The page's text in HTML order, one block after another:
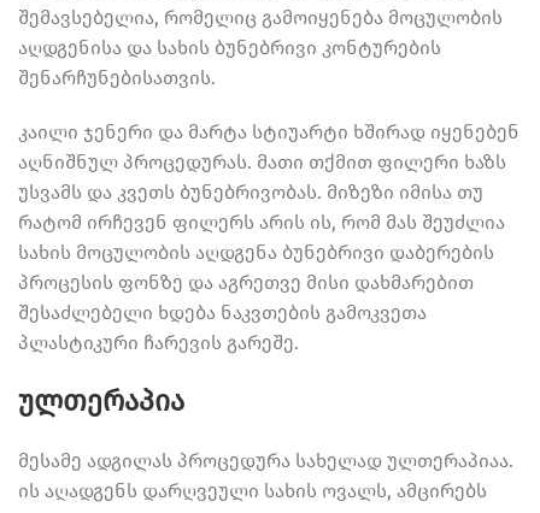
შემავსებელია, რომელიც გამოიყენება მოცულობის
აღდგენისა და სახის ბუნებრივი კონტურების
შენარჩუნებისათვის.
კაილი ჯენერი და მარტა სტიუარტი ხშირად იყენებენ
აღნიშნულ პროცედურას. მათი თქმით ფილერი ხაზს
უსვამს და კვეთს ბუნებრივობას. მიზეზი იმისა თუ
რატომ ირჩევენ ფილერს არის ის, რომ მას შეუძლია
სახის მოცულობის აღდგენა ბუნებრივი დაბერების
პროცესის ფონზე და აგრეთვე მისი დახმარებით
შესაძლებელი ხდება ნაკვთების გამოკვეთა
პლასტიკური ჩარევის გარეშე.
ულთერაპია
მესამე ადგილას პროცედურა სახელად ულთერაპიაა.
ის აღადგენს დარღვეული სახის ოვალს, ამცირებს